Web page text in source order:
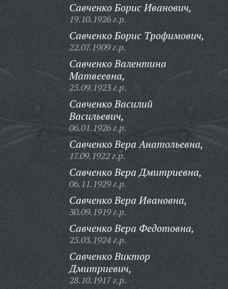
Савченко Борис Иванович,
19.10.1926 г.р.
Савченко Борис Трофимович,
22.07.1909 г.р.
Савченко Валентина
Матвеевна,
25.09.1923 г.р.
Савченко Василий
Васильевич,
06.01.1926 г.р.
Савченко Вера Анатольевна,
17.09.1922 г.р.
Савченко Вера Дмитриевна,
06.11.1929 г.р.
Савченко Вера Ивановна,
30.09.1919 г.р.
Савченко Вера Федотовна,
25.03.1924 г.р.
Савченко Виктор
Дмитриевич,
28.10.1917 г.р.